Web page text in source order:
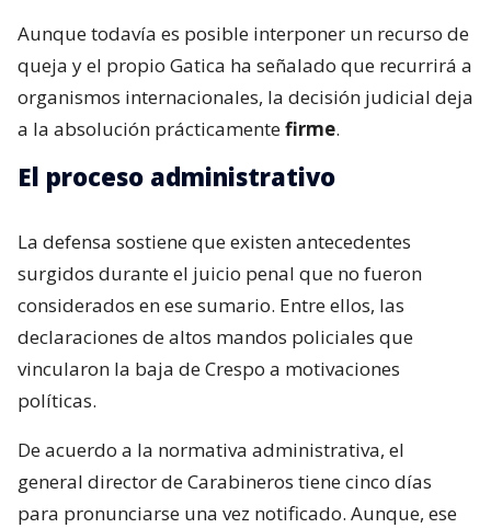
Aunque todavía es posible interponer un recurso de
queja y el propio Gatica ha señalado que recurrirá a
organismos internacionales, la decisión judicial deja
a la absolución prácticamentefirme.
El proceso administrativo
La defensa sostiene que existen antecedentes
surgidos durante el juicio penal que no fueron
considerados en ese sumario. Entre ellos, las
declaraciones de altos mandos policiales que
vincularon la baja de Crespo a motivaciones
políticas.
De acuerdo a la normativa administrativa, el
general director de Carabineros tiene cinco días
para pronunciarse una vez notificado. Aunque, ese